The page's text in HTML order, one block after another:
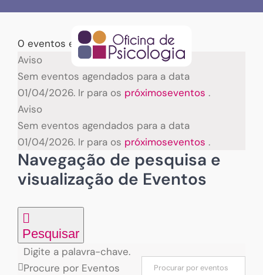
content0 eventos encontrados.
Eventos
for
01/04/2026
Aviso
Sem eventos agendados para a data
01/04/2026. Ir para os próximoseventos .
Aviso
Sem eventos agendados para a data
01/04/2026. Ir para os próximoseventos .
Navegação de pesquisa e
visualização de Eventos
Pesquisar
Digite a palavra-chave.
Procure por Eventos